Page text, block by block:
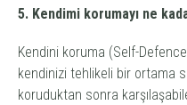
5. Kendimi korumayı ne
Kendini koruma (Self-
kendinizi tehlikeli bir ortama
koruduktan sonra